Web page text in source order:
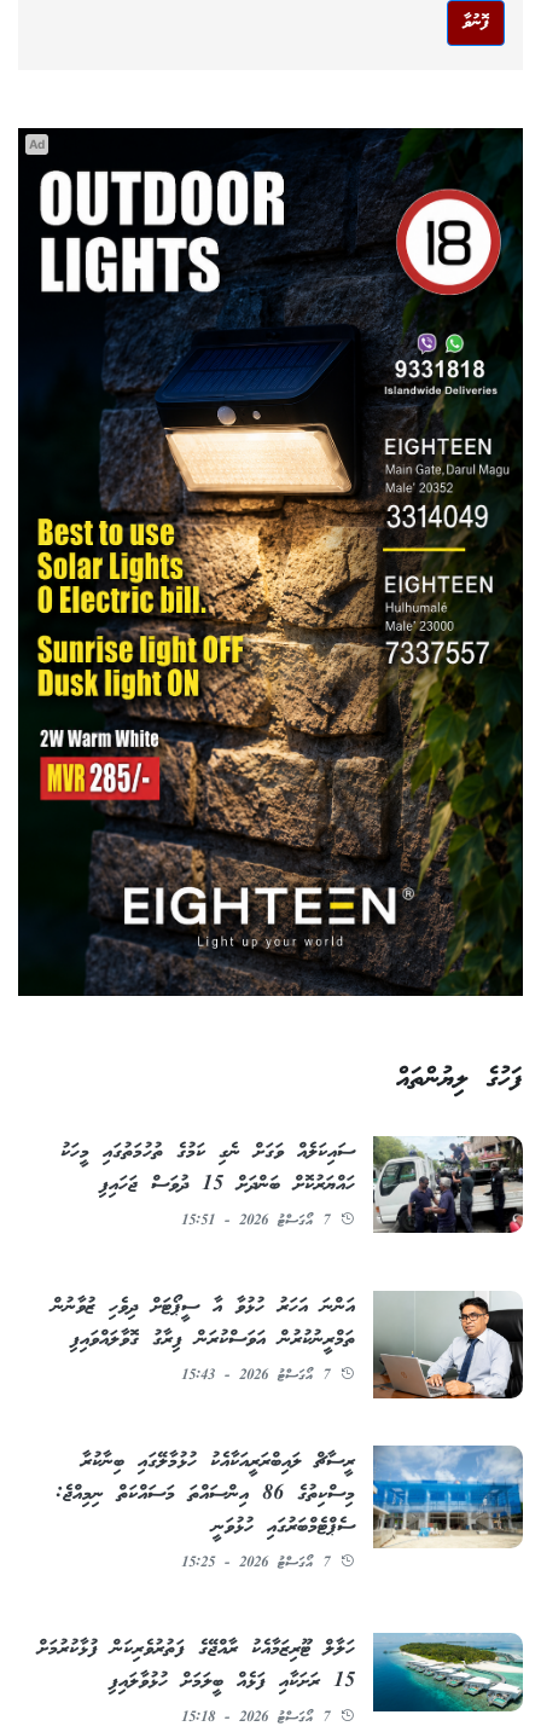
ފޮނުވާ
Ad
ފަހުގެ ލިޔުންތައް
ސައިކަލެއް ވަގަށް ނެގި ކަމުގެ ތުހުމަތުގައި މީހަކު
ހައްޔަރުކޮށް ބަންދަށް 15 ދުވަސް ޖަހައިފި
7 އޯގަސްޓު 2026 - 15:51
އަންނަ އަހަރު ހުޅުވާ އާ ސީޕޯޓަށް ދިވެހި ޒުވާނުން
ތަމްރީނުކުރުން އަވަސްކުރަން ފިރާގު ގޮވާލައްވައިފި
7 އޯގަސްޓު 2026 - 15:43
ރީސާޗް ލައިބްރަރީއަކާއެކު ހުޅުމާލޭގައި ބިނާކުރާ
މިސްކިތުގެ 86 އިންސައްތަ މަސައްކަތް ނިމިއްޖެ:
ސެޕްޓެމްބަރުގައި ހުޅުވަނީ
7 އޯގަސްޓު 2026 - 15:25
ހަލާލް ޓޫރިޒަމާއެކު ރާއްޖޭގެ ފަތުރުވެރިކަން ފުޅާކުރުމަށް
15 ރަށަކާއި ފަޅެއް ބީލަމަށް ހުޅުވާލައިފި
7 އޯގަސްޓު 2026 - 15:18